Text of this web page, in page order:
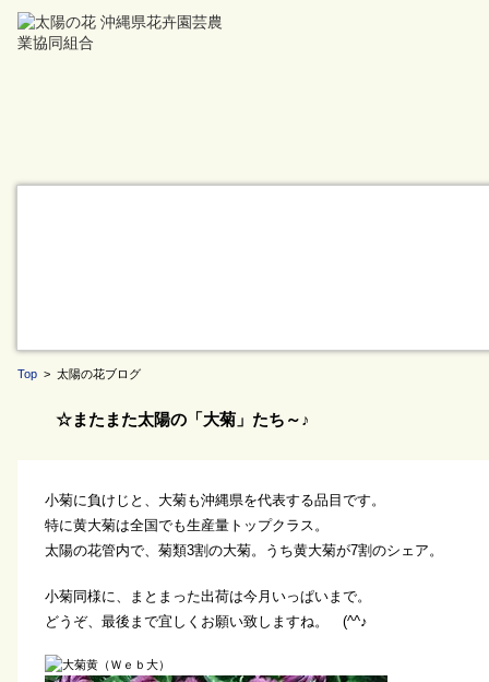
Top > 太陽の花ブログ
☆またまた太陽の「大菊」たち～♪
小菊に負けじと、大菊も沖縄県を代表する品目です。
特に黄大菊は全国でも生産量トップクラス。
太陽の花管内で、菊類3割の大菊。うち黄大菊が7割のシェア。
小菊同様に、まとまった出荷は今月いっぱいまで。
どうぞ、最後まで宜しくお願い致しますね。 (^^♪